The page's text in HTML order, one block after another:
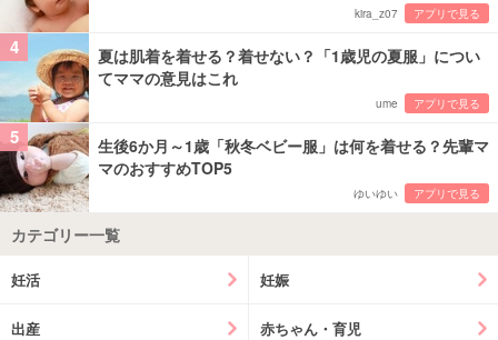
kira_z07 アプリで見る
4
夏は肌着を着せる？着せない？「1歳児の夏服」につい
てママの意見はこれ
ume アプリで見る
5
生後6か月～1歳「秋冬ベビー服」は何を着せる？先輩マ
マのおすすめTOP5
ゆいゆい アプリで見る
カテゴリー一覧
妊活 妊娠
出産 赤ちゃん・育児